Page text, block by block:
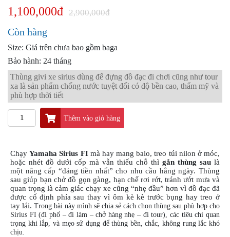
ĐỒ
CHƠI
PHỤ
KIỆN
YAMAHA
PG-
1
CẢNG
GIVI
ĐỒ
CHƠI
XE
PHỤ
KIỆN
XSR
155
ÁO
1,100,000đ 2,900,000đ
Còn hàng
Size: Giá trên chưa bao gồm baga
Bảo hành: 24 tháng
Thùng givi xe sirius dùng để đựng đồ đạc đi chơi cũng như tour
xa là sản phẩm chống nước tuyệt đối có độ bền cao, thẩm mỹ và
phù hợp thời tiết
Thêm vào giỏ hàng
ChạyYamaha Sirius FImà hay mang balo, treo túi nilon ở móc,
hoặc nhét đồ dưới cốp mà vẫn thiếu chỗ thì gắn thùng sau là
một nâng cấp “đáng tiền nhất” cho nhu cầu hằng ngày. Thùng
sau giúp bạn chở đồ gọn gàng, hạn chế rơi rớt, tránh ướt mưa và
quan trọng là cảm giác chạy xe cũng “nhẹ đầu” hơn vì đồ đạc đã
được cố định phía sau thay vì ôm kè kè trước bụng hay treo ở
tay lái. Trong bài này mình sẽ chia sẻ cách chọn thùng sau phù hợp cho
Sirius FI (đi phố – đi làm – chở hàng nhẹ – đi tour), các tiêu chí quan
trọng khi lắp, và mẹo sử dụng để thùng bền, chắc, không rung lắc khó
chịu.